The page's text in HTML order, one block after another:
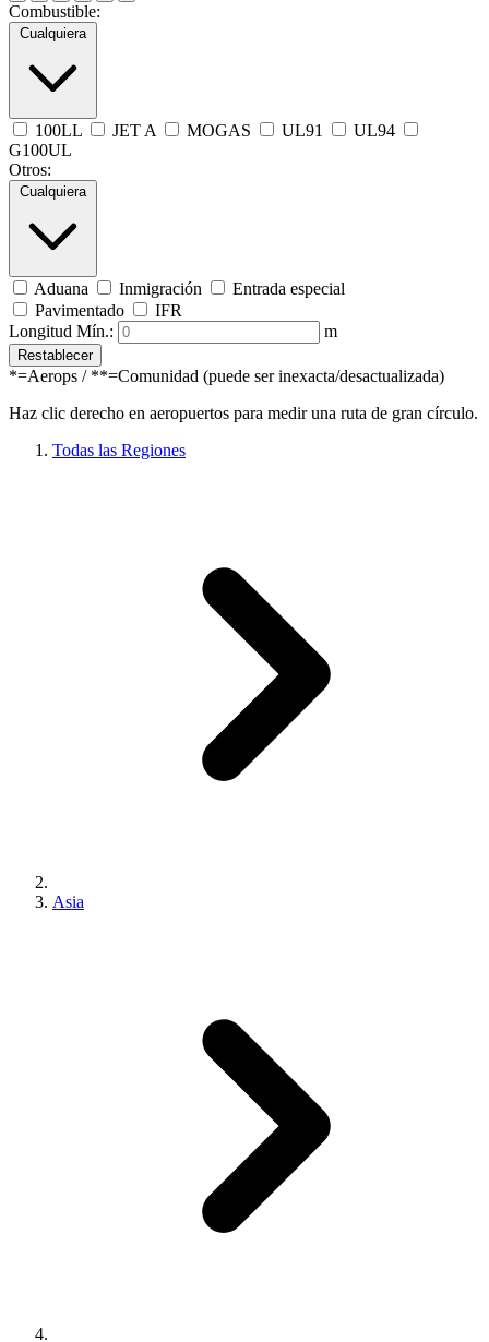
Combustible:
Cualquiera
100LL JET A MOGAS UL91
UL94
G100UL
Otros:
Cualquiera
Aduana Inmigración
Entrada especial
Pavimentado
IFR
Longitud Mín.:
m
Restablecer
*=Aerops / **=Comunidad (puede ser inexacta/desactualizada)
Haz clic derecho en aeropuertos para medir una ruta de gran círculo.
Todas las Regiones
Asia